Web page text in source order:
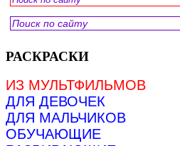
РАСКРАСКИ
ИЗ МУЛЬТФИЛЬМОВ
ДЛЯ ДЕВОЧЕК
ДЛЯ МАЛЬЧИКОВ
ОБУЧАЮЩИЕ